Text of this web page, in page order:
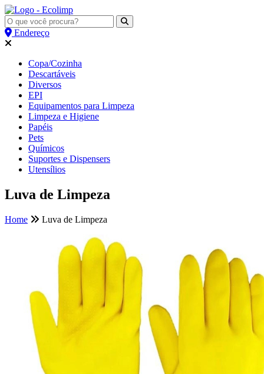
Endereço
Copa/Cozinha
Descartáveis
Diversos
EPI
Equipamentos para Limpeza
Limpeza e Higiene
Papéis
Pets
Químicos
Suportes e Dispensers
Utensílios
Luva de Limpeza
Home Luva de Limpeza